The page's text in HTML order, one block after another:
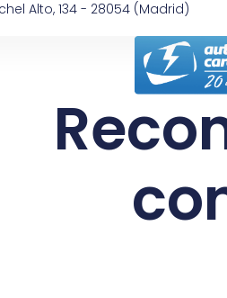
Alto, 134 - 28054 (Madrid)